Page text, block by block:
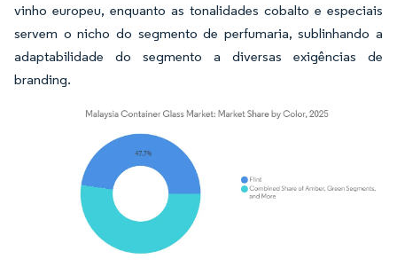
vinho europeu, enquanto as tonalidades cobalto e especiais
servem o nicho do segmento de perfumaria, sublinhando a
adaptabilidade do segmento a diversas exigências de
branding.